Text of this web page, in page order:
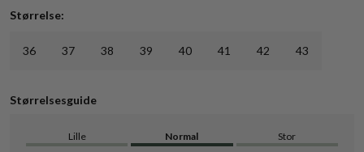
Størrelse:
36 37 38 39 40 41 42 43
Størrelsesguide
Lille Normal Stor